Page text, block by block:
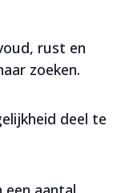
rust en
zoeken.
deel te